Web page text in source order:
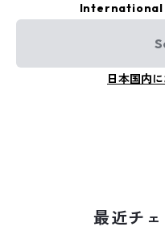
International
日本国内
最近チ